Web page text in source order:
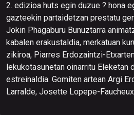
2. edizioa huts egin duzue ? hona
gazteekin partaidetzan prestatu
Jokin Phagaburu Bunuztarra
kabalen erakustaldia, merkatuan
zikiroa, Piarres Erdozaintzi-
lekukotasunetan oinarritu Eleketan
estreinaldia. Gomiten artean Argi
Larralde, Josette Lopepe-